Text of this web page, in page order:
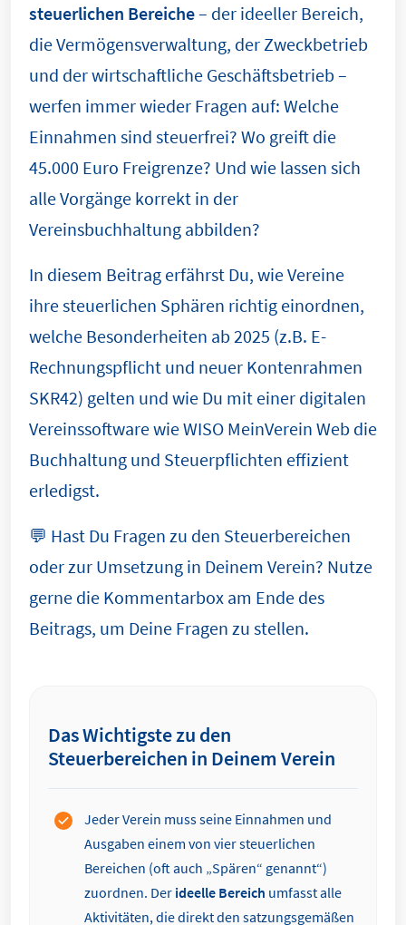
steuerlichen Bereiche– der ideeller Bereich,
die Vermögensverwaltung, der Zweckbetrieb
und der wirtschaftliche Geschäftsbetrieb –
werfen immer wieder Fragen auf: Welche
Einnahmen sind steuerfrei? Wo greift die
45.000 Euro Freigrenze? Und wie lassen sich
alle Vorgänge korrekt in der
Vereinsbuchhaltung abbilden?
In diesem Beitrag erfährst Du, wie Vereine
ihre steuerlichen Sphären richtig einordnen,
welche Besonderheiten ab 2025 (z.B. E-
Rechnungspflicht und neuer Kontenrahmen
SKR42) gelten und wie Du mit einer digitalen
Vereinssoftware wie WISO MeinVerein Web die
Buchhaltung und Steuerpflichten effizient
erledigst.
💬 Hast Du Fragen zu den Steuerbereichen
oder zur Umsetzung in Deinem Verein? Nutze
gerne die Kommentarbox am Ende des
Beitrags, um Deine Fragen zu stellen.
Das Wichtigste zu den
Steuerbereichen in Deinem Verein
Jeder Verein muss seine Einnahmen und
Ausgaben einem von vier steuerlichen
Bereichen (oft auch „Spären“ genannt“)
zuordnen. Der ideelle Bereich umfasst alle
Aktivitäten, die direkt den satzungsgemäßen